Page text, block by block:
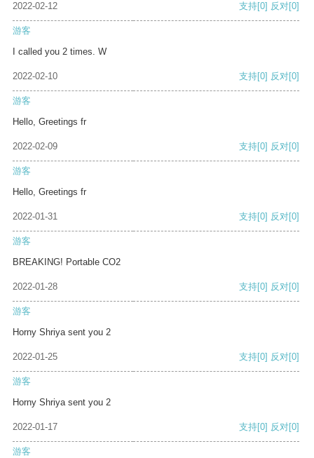
2022-02-12 支持[0] 反对[0]
游客
I called you 2 times. W
2022-02-10 支持[0] 反对[0]
游客
Hello, Greetings fr
2022-02-09 支持[0] 反对[0]
游客
Hello, Greetings fr
2022-01-31 支持[0] 反对[0]
游客
BREAKING! Portable CO2
2022-01-28 支持[0] 反对[0]
游客
Horny Shriya sent you 2
2022-01-25 支持[0] 反对[0]
游客
Horny Shriya sent you 2
2022-01-17 支持[0] 反对[0]
游客